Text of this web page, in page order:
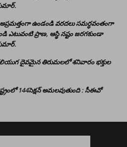
ఉండండి వరదలు సమర్ధవంతంగా
ఎటువంటి ప్రాణ, ఆస్థి నష్టం జరగకుండా
దైవమైన తిరుమలలో శనివారం భక్తుల
144సెక్షన్ అమలవుతుంది : సీఈవో